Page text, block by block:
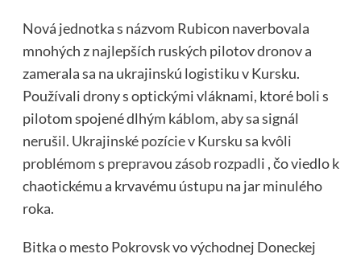
Nová jednotka s názvom Rubicon naverbovala
mnohých z najlepších ruských pilotov dronov a
zamerala sa na ukrajinskú logistiku v Kursku.
Používali drony s optickými vláknami, ktoré boli s
pilotom spojené dlhým káblom, aby sa signál
nerušil. Ukrajinské pozície v Kursku sa kvôli
problémom s prepravou zásob rozpadli , čo viedlo k
chaotickému a krvavému ústupu na jar minulého
roka.
Bitka o mesto Pokrovsk vo východnej Doneckej